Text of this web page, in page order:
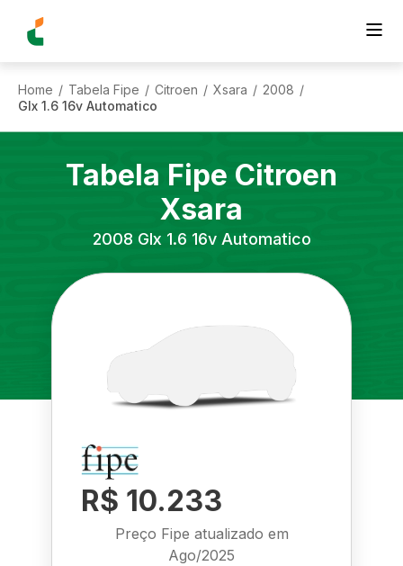
Home / Tabela Fipe / Citroen / Xsara / 2008 /
Glx 1.6 16v Automatico
Tabela Fipe Citroen
Xsara
2008 Glx 1.6 16v Automatico
R$ 10.233
Preço Fipe atualizado em
Ago/2025